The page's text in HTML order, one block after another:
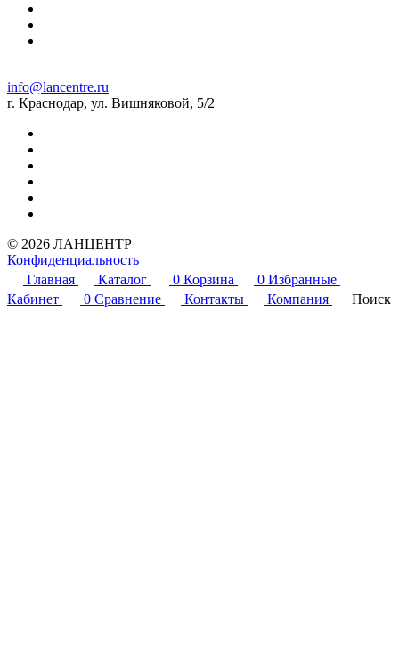
info@lancentre.ru
г. Краснодар, ул. Вишняковой, 5/2
© 2026 ЛАНЦЕНТР
Конфиденциальность
Главная
Каталог 0 Корзина 0 Избранные
Кабинет
0 Сравнение Контакты Компания Поиск